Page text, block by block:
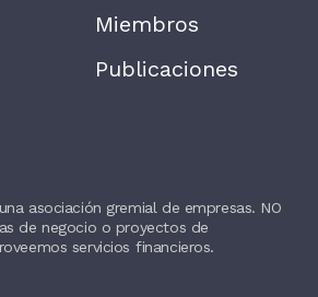
Miembros
Publicaciones
asociación gremial de empresas. NO
de negocio o proyectos de
servicios financieros.